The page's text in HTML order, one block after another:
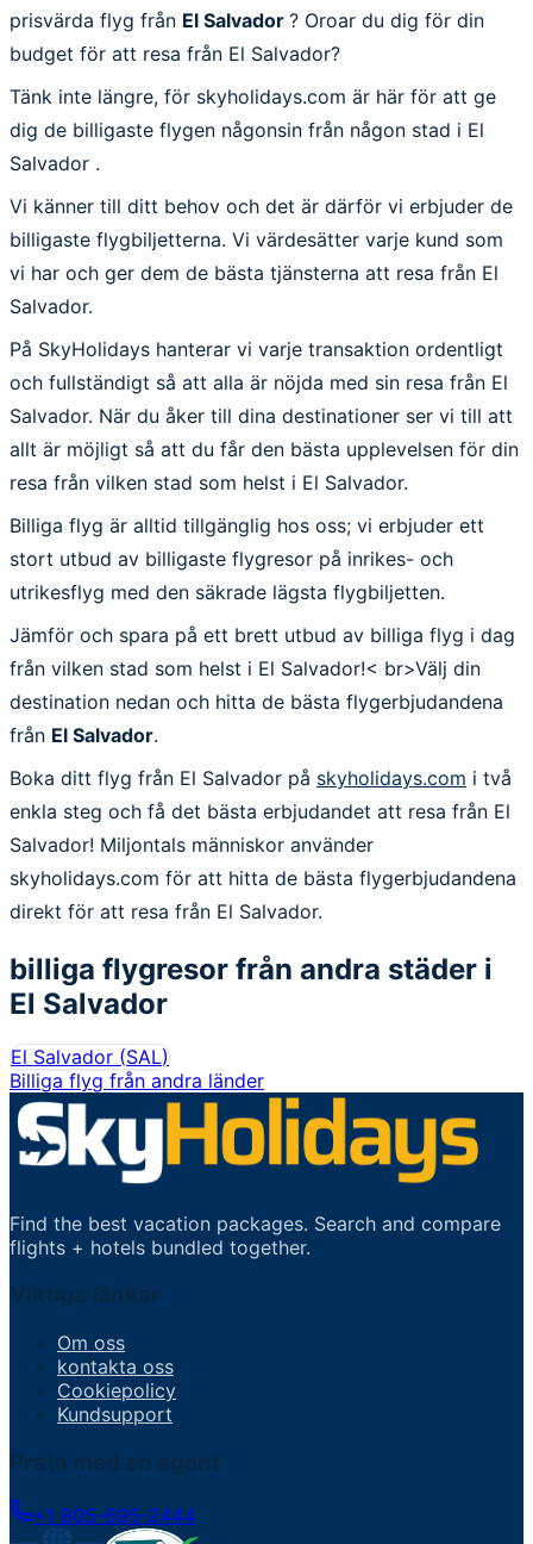
prisvärda flyg från El Salvador ? Oroar du dig för din
budget för att resa från El Salvador?
Tänk inte längre, för skyholidays.com är här för att ge
dig de billigaste flygen någonsin från någon stad i El
Salvador .
Vi känner till ditt behov och det är därför vi erbjuder de
billigaste flygbiljetterna. Vi värdesätter varje kund som
vi har och ger dem de bästa tjänsterna att resa från El
Salvador.
På SkyHolidays hanterar vi varje transaktion ordentligt
och fullständigt så att alla är nöjda med sin resa från El
Salvador. När du åker till dina destinationer ser vi till att
allt är möjligt så att du får den bästa upplevelsen för din
resa från vilken stad som helst i El Salvador.
Billiga flyg är alltid tillgänglig hos oss; vi erbjuder ett
stort utbud av billigaste flygresor på inrikes- och
utrikesflyg med den säkrade lägsta flygbiljetten.
Jämför och spara på ett brett utbud av billiga flyg i dag
från vilken stad som helst i El Salvador!< br>Välj din
destination nedan och hitta de bästa flygerbjudandena
från El Salvador.
Boka ditt flyg från El Salvador på skyholidays.com i två
enkla steg och få det bästa erbjudandet att resa från El
Salvador! Miljontals människor använder
skyholidays.com för att hitta de bästa flygerbjudandena
direkt för att resa från El Salvador.
billiga flygresor från andra städer i
El Salvador
El Salvador (SAL)
Billiga flyg från andra länder
Find the best vacation packages. Search and compare
flights + hotels bundled together.
Viktiga länkar
Om oss
kontakta oss
Cookiepolicy
Kundsupport
Prata med en agent
+1 805-695-2444